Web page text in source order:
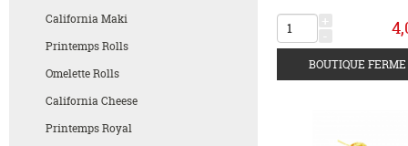
California Maki
Printemps Rolls
Omelette Rolls
California Cheese
Printemps Royal